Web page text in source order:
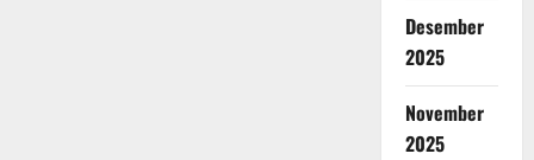
Desember
2025
November
2025